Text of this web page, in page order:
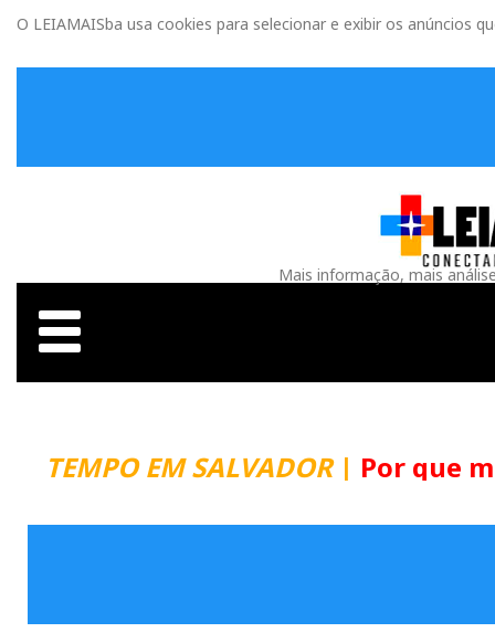
O LEIAMAISba usa cookies para selecionar e exibir os anúncios
Mais informação, mais
TEMPO EM SALVADOR| Por que